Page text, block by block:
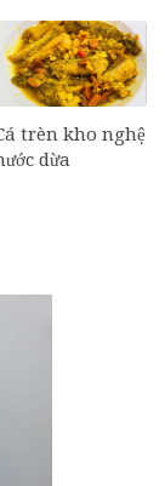
trèn kho nghệ
dừa